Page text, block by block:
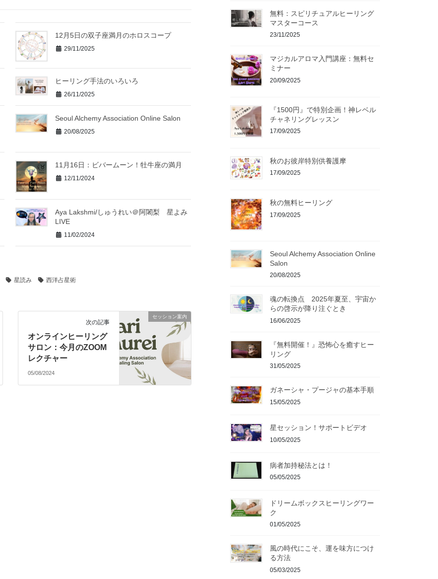
12月5日の双子座満月のホロスコープ
29/11/2025
ヒーリング手法のいろいろ
26/11/2025
Seoul Alchemy Association Online Salon
20/08/2025
11月16日：ビバームーン！牡牛座の満月
12/11/2024
Aya Lakshmi/しゅうれい＠阿闍梨 星よみ
LIVE
11/02/2024
星読み 西洋占星術
セッション案内
次の記事
オンラインヒーリング
サロン：今月のZOOM
レクチャー
05/08/2024
無料：スピリチュアルヒーリング
マスターコース
23/11/2025
マジカルアロマ入門講座：無料セ
ミナー
20/09/2025
『1500円』で特別企画！神レベル
チャネリングレッスン
17/09/2025
秋のお彼岸特別供養護摩
17/09/2025
秋の無料ヒーリング
17/09/2025
Seoul Alchemy Association Online
Salon
20/08/2025
魂の転換点 2025年夏至、宇宙か
らの啓示が降り注ぐとき
16/06/2025
『無料開催！』恐怖心を癒すヒー
リング
31/05/2025
ガネーシャ・プージャの基本手順
15/05/2025
星セッション！サポートビデオ
10/05/2025
病者加持秘法とは！
05/05/2025
ドリームボックスヒーリングワー
ク
01/05/2025
風の時代にこそ、運を味方につけ
る方法
05/03/2025